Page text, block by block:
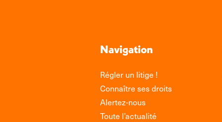
Navigation
Régler un litige !
Connaître ses droits
Alertez-nous
Toute l’actualité